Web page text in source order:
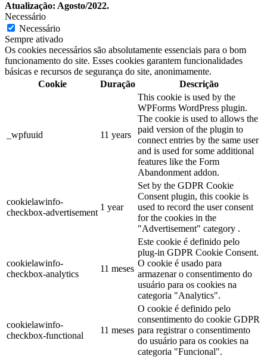
Atualização: Agosto/2022.
Necessário
Necessário
Sempre ativado
Os cookies necessários são absolutamente essenciais para o bom
funcionamento do site. Esses cookies garantem funcionalidades
básicas e recursos de segurança do site, anonimamente.
Cookie
Duração Descrição
_wpfuuid 11 years
This cookie is used by the
WPForms WordPress plugin.
The cookie is used to allows the
paid version of the plugin to
connect entries by the same user
and is used for some additional
features like the Form
Abandonment addon.
cookielawinfo-
checkbox-advertisement
1 year
Set by the GDPR Cookie
Consent plugin, this cookie is
used to record the user consent
for the cookies in the
"Advertisement" category .
cookielawinfo-
checkbox-analytics
11 meses
Este cookie é definido pelo
plug-in GDPR Cookie Consent.
O cookie é usado para
armazenar o consentimento do
usuário para os cookies na
categoria "Analytics".
cookielawinfo-
checkbox-functional
11 meses
O cookie é definido pelo
consentimento do cookie GDPR
para registrar o consentimento
do usuário para os cookies na
categoria "Funcional".